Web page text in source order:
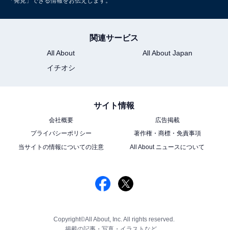
関連サービス
All About
All About Japan
イチオシ
サイト情報
会社概要
広告掲載
プライバシーポリシー
著作権・商標・免責事項
当サイトの情報についての注意
All About ニュースについて
Copyright©All About, Inc. All rights reserved.